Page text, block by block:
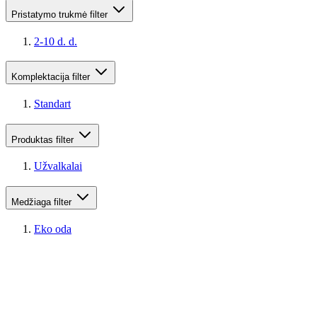
Pristatymo trukmė filter
2-10 d. d.
Komplektacija filter
Standart
Produktas filter
Užvalkalai
Medžiaga filter
Eko oda